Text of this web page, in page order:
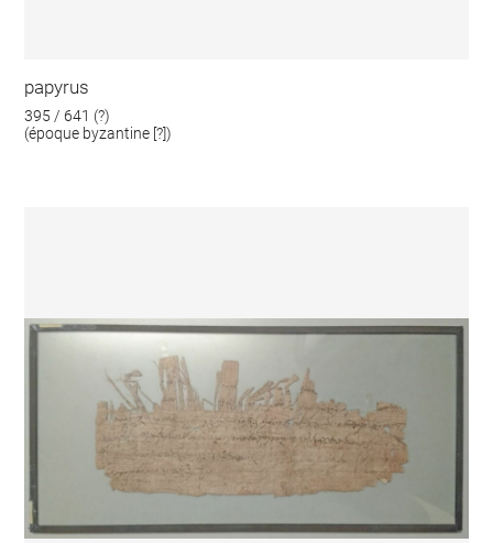
papyrus
395 / 641 (?)
(époque byzantine [?])